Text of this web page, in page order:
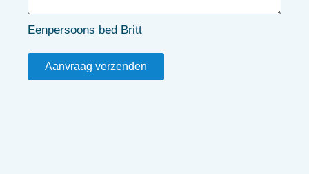
Eenpersoons bed Britt
Aanvraag verzenden